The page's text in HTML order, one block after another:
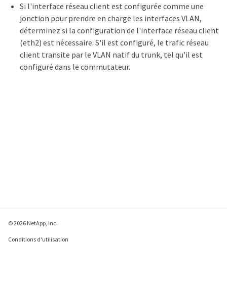
Si l'interface réseau client est configurée comme une
jonction pour prendre en charge les interfaces VLAN,
déterminez si la configuration de l'interface réseau client
(eth2) est nécessaire. S'il est configuré, le trafic réseau
client transite par le VLAN natif du trunk, tel qu'il est
configuré dans le commutateur.
© 2026 NetApp, Inc.
Conditions d'utilisation